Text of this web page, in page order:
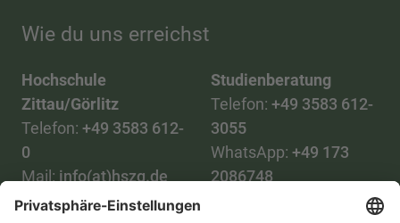
Wie du uns erreichst
Hochschule
Zittau/Görlitz
Telefon: +49 3583 612-
0
Mail: info(at)hszg.de
Studienberatung
Telefon: +49 3583 612-
3055
WhatsApp: +49 173
2086748